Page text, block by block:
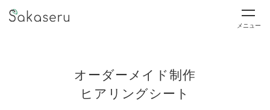
メニュー
オーダーメイド制作
ヒアリングシート